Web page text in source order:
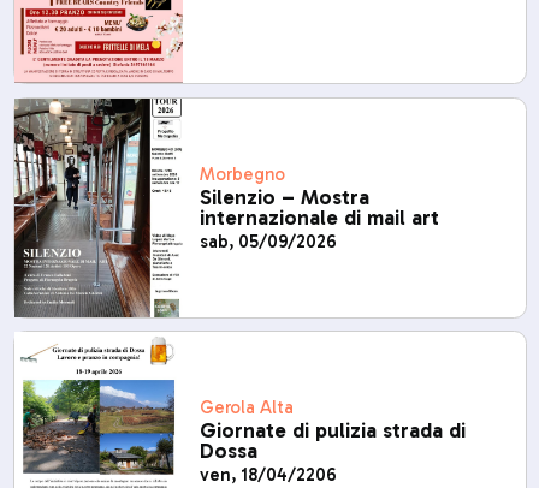
Morbegno
Silenzio – Mostra
internazionale di mail art
sab, 05/09/2026
Gerola Alta
Giornate di pulizia strada di
Dossa
ven, 18/04/2206